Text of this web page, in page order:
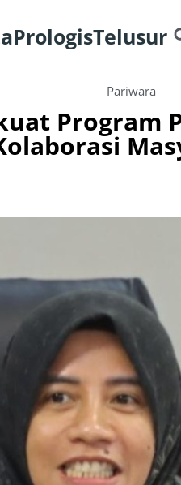
PrologisTelusur
Pariwara
Program